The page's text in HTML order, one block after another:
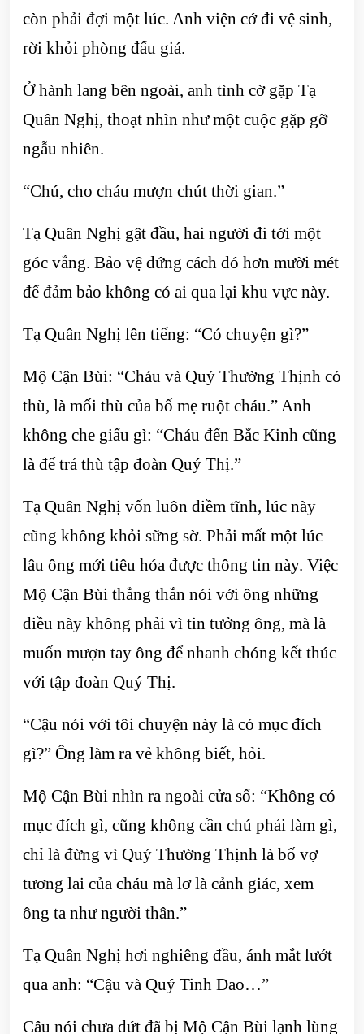
còn phải đợi một lúc. Anh viện cớ đi vệ sinh,
rời khỏi phòng đấu giá.
Ở hành lang bên ngoài, anh tình cờ gặp Tạ
Quân Nghị, thoạt nhìn như một cuộc gặp gỡ
ngẫu nhiên.
“Chú, cho cháu mượn chút thời gian.”
Tạ Quân Nghị gật đầu, hai người đi tới một
góc vắng. Bảo vệ đứng cách đó hơn mười mét
để đảm bảo không có ai qua lại khu vực này.
Tạ Quân Nghị lên tiếng: “Có chuyện gì?”
Mộ Cận Bùi: “Cháu và Quý Thường Thịnh có
thù, là mối thù của bố mẹ ruột cháu.” Anh
không che giấu gì: “Cháu đến Bắc Kinh cũng
là để trả thù tập đoàn Quý Thị.”
Tạ Quân Nghị vốn luôn điềm tĩnh, lúc này
cũng không khỏi sững sờ. Phải mất một lúc
lâu ông mới tiêu hóa được thông tin này. Việc
Mộ Cận Bùi thẳng thắn nói với ông những
điều này không phải vì tin tưởng ông, mà là
muốn mượn tay ông để nhanh chóng kết thúc
với tập đoàn Quý Thị.
“Cậu nói với tôi chuyện này là có mục đích
gì?” Ông làm ra vẻ không biết, hỏi.
Mộ Cận Bùi nhìn ra ngoài cửa sổ: “Không có
mục đích gì, cũng không cần chú phải làm gì,
chỉ là đừng vì Quý Thường Thịnh là bố vợ
tương lai của cháu mà lơ là cảnh giác, xem
ông ta như người thân.”
Tạ Quân Nghị hơi nghiêng đầu, ánh mắt lướt
qua anh: “Cậu và Quý Tinh Dao…”
Câu nói chưa dứt đã bị Mộ Cận Bùi lạnh lùng